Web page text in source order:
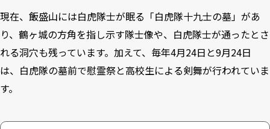
現在、飯盛山には白虎隊士が眠る「白虎隊十九士の墓」があ
り、鶴ヶ城の方角を指し示す隊士像や、白虎隊士が通ったとさ
れる洞穴も残っています。加えて、毎年4月24日と9月24日
は、白虎隊の墓前で慰霊祭と高校生による剣舞が行われていま
す。